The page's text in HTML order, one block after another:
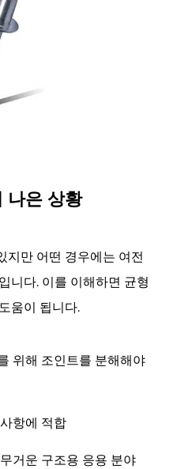
나은 상황
지만 어떤 경우에는 여전
니다. 이를 이해하면 균형
움이 됩니다.
위해 조인트를 분해해야
항에 적합
거운 구조용 응용 분야